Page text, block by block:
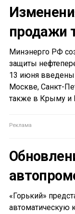
продажи
Минэнерго РФ
защиты
13 июня введены
Москве, Санкт-
также в Крыму и
«Горький»
автоматическую